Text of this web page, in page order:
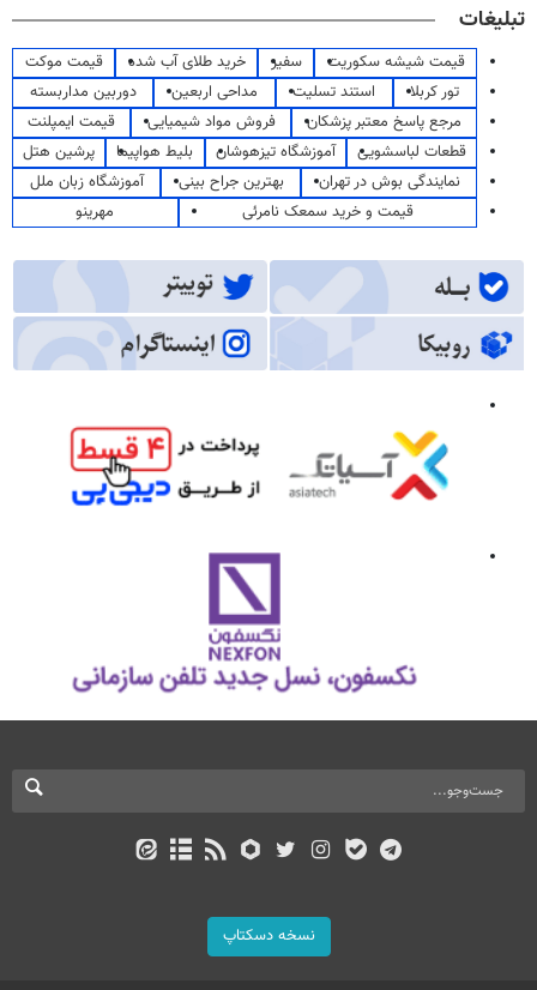
تبلیغات
قیمت شیشه سکوریت سفیر خرید طلای آب شده
قیمت موکت
تور کربلا
استند تسلیت مداحی اربعین
دوربین مداربسته
مرجع پاسخ معتبر پزشکان
فروش مواد شیمیایی
قیمت ایمپلنت
قطعات لباسشویی
آموزشگاه تیزهوشان بلیط هواپیما
پرشین هتل
نمایندگی بوش در تهران
بهترین جراح بینی
آموزشگاه زبان ملل
قیمت و خرید سمعک نامرئی
مهرینو
نسخه دسکتاپ